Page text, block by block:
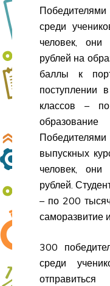
среди
человек,
рублей на
баллы к
поступлении
классов –
Победителями
выпускных
человек,
рублей.
– по 200
саморазвитие
300
среди
отправиться